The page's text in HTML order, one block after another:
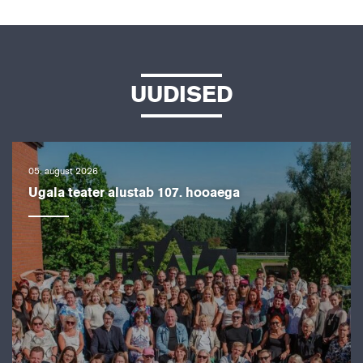
UUDISED
05. august 2026
Ugala teater alustab 107. hooaega